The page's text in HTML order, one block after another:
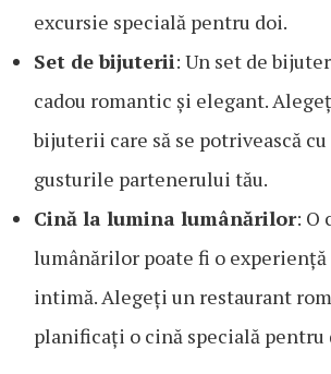
excursie specială pentru doi.
Set de bijuterii: Un set de
cadou romantic și elegant.
bijuterii care să se potrivească
gusturile partenerului tău.
Cină la lumina lumânărilor: O
lumânărilor poate fi o
intimă. Alegeți un restaurant
planificați o cină specială pentru